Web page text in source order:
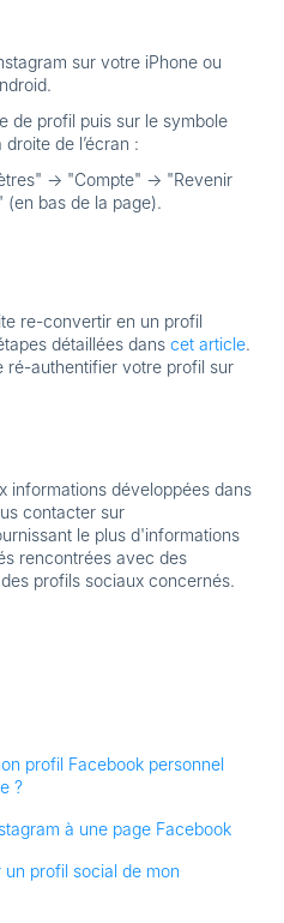
sur votre iPhone ou
de profil puis sur le symbole
de l’écran :
→ "Compte" → "Revenir
(en bas de la page).
re-convertir en un profil
détaillées dans cet article.
ré-authentifier votre profil sur
informations développées dans
contacter sur
le plus d'informations
rencontrées avec des
profils sociaux concernés.
profil Facebook personnel
?
à une page Facebook
profil social de mon